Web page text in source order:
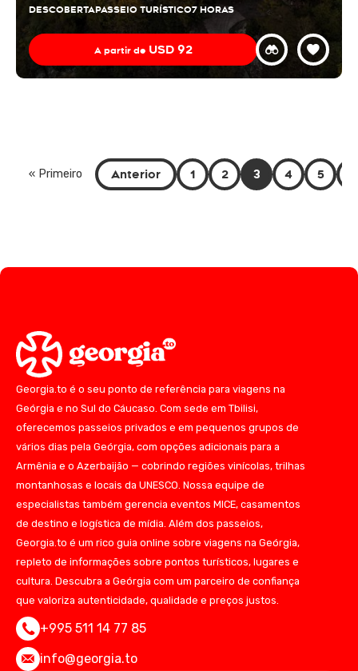
DESCOBERTAPASSEIO TURÍSTICO7 HORAS
A partir de USD 92
« Primeiro Anterior 1 2 3 4 5
Georgia.to é o seu ponto de referência para viagens na
Geórgia e no Sul do Cáucaso. Com sede em Tbilisi,
oferecemos passeios privados e em pequenos grupos de
vários dias pela Geórgia, com opções adicionais para a
Armênia e o Azerbaijão — cobrindo regiões vinícolas, trilhas
montanhosas e locais da UNESCO. Nossa equipe de
especialistas também gerencia eventos MICE, casamentos
de destino e logística de mídia. Além dos passeios,
Georgia.to é um rico guia online sobre viagens na Geórgia,
repleto de informações sobre pontos turísticos, lugares e
cultura. Descubra a Geórgia com um parceiro de confiança
que valoriza autenticidade, qualidade e preços justos.
+995 511 14 77 85
info@georgia.to